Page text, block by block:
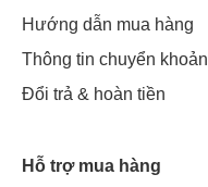
Hướng dẫn mua hàng
Thông tin chuyển khoản
Đổi trả & hoàn tiền
Hỗ trợ mua hàng